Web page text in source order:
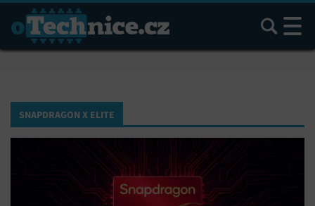
Hledat
SNAPDRAGON X ELITE